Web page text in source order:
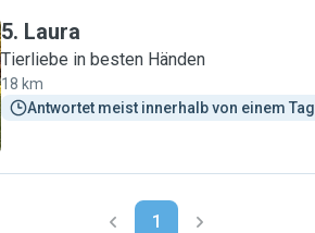
5. Laura
Tierliebe in besten Händen
18 km
Antwortet meist innerhalb von einem Tag
1